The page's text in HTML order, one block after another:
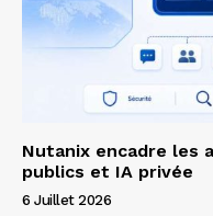
Nutanix encadre les
publics et IA privée
6 Juillet 2026